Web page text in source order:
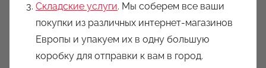
Складские услуги. Мы соберем все ваши
покупки из различных интернет-магазинов
Европы и упакуем их в одну большую
коробку для отправки к вам в город.